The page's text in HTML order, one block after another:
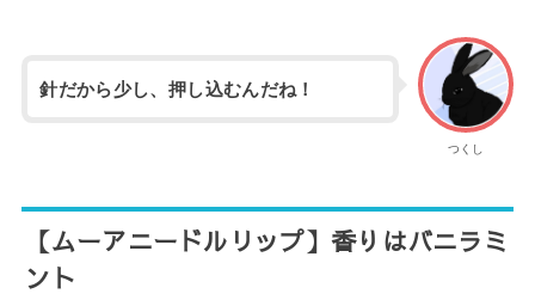
つくし
針だから少し、押し込むんだね！
【ムーアニードルリップ】香りはバニラミ
ント